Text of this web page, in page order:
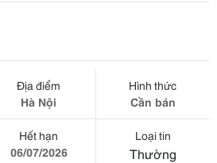
Địa điểm
Hà Nội
Hình thức
Cần bán
Hết hạn
06/07/2026
Loại tin
Thường